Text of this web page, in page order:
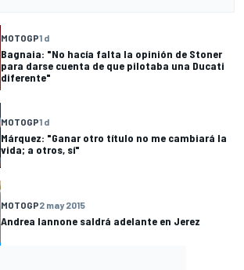
MOTOGP1 d
Bagnaia: "No hacía falta la opinión de Stoner
para darse cuenta de que pilotaba una Ducati
diferente"
MOTOGP1 d
Márquez: "Ganar otro título no me cambiará la
vida; a otros, sí"
MOTOGP2 may 2015
Andrea Iannone saldrá adelante en Jerez